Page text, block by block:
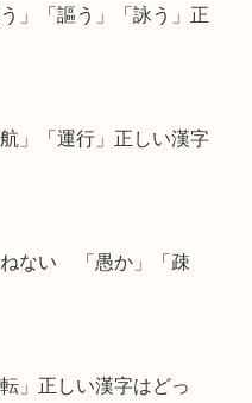
」「謳う」「詠う」正
」「運行」正しい漢字
ねない 「愚か」「疎
」正しい漢字はどっ